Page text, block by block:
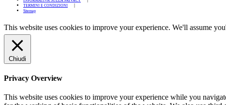
TERMINI E CONDIZIONI
Sitemap
This website uses cookies to improve your experience. We'll assume
Chiudi
Privacy Overview
This website uses cookies to improve your experience while you